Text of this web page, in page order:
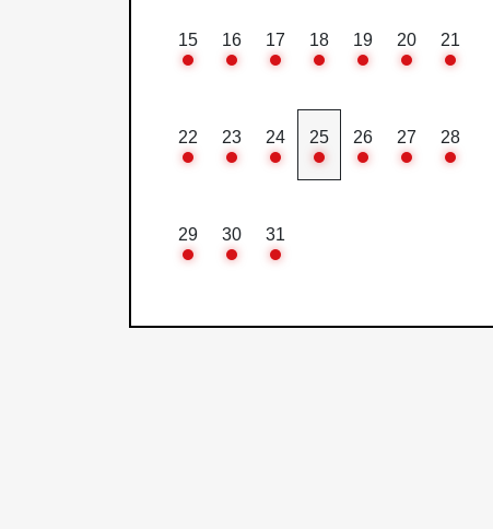
15 16 17 18 19 20 21
22 23 24 25 26 27 28
29 30 31